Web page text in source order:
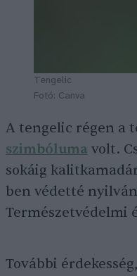
Tengelic
Fotó: Canva
A tengelic régen a
szimbóluma volt.
sokáig
ben védetté
Természetvédelmi
További